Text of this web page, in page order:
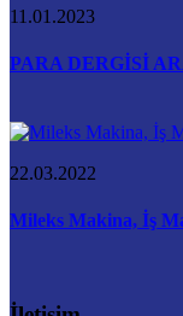
11.01.2023
PARA DERGİSİ
22.03.2022
Mileks Makina, İş